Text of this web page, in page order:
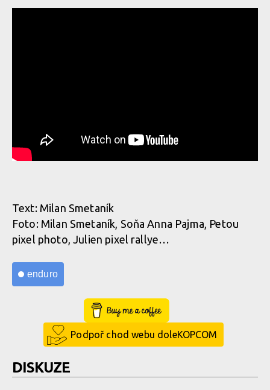
Text: Milan Smetaník
Foto: Milan Smetaník, Soňa Anna Pajma, Petou
pixel photo, Julien pixel rallye…
enduro
Buy Me a Coffee
Podpoř chod webu doleKOPCOM
DISKUZE